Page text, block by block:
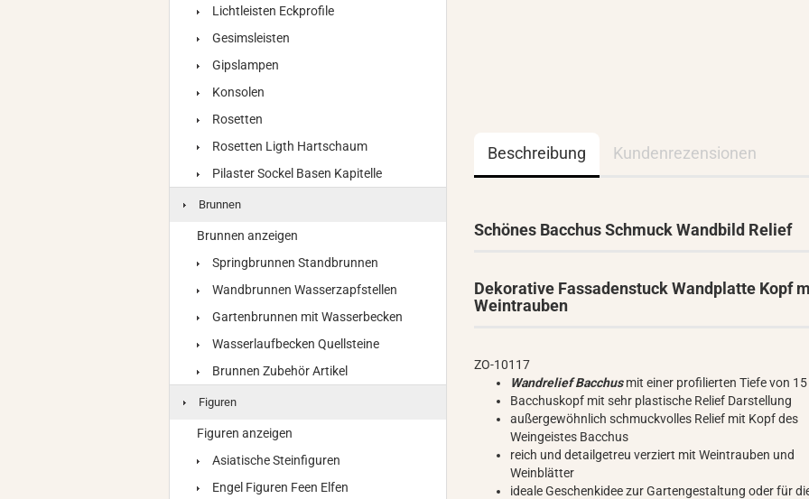
Beschreibung Kundenrezensionen
Schönes Bacchus Schmuck Wandbild Relief
Dekorative Fassadenstuck Wandplatte Kopf
Weintrauben
ZO-10117
Wandrelief Bacchusmit einer profilierten Tiefe von
Bacchuskopf mit sehr plastische Relief Darstellung
außergewöhnlich schmuckvolles Relief mit Kopf des
Weingeistes Bacchus
reich und detailgetreu verziert mit Weintrauben und
Weinblätter
ideale Geschenkidee zur Gartengestaltung oder für
Lichtleisten Eckprofile
Gesimsleisten
Gipslampen
Konsolen
Rosetten
Rosetten Ligth Hartschaum
Pilaster Sockel Basen Kapitelle
Brunnen
Brunnen anzeigen
Springbrunnen Standbrunnen
Wandbrunnen Wasserzapfstellen
Gartenbrunnen mit Wasserbecken
Wasserlaufbecken Quellsteine
Brunnen Zubehör Artikel
Figuren
Figuren anzeigen
Asiatische Steinfiguren
Engel Figuren Feen Elfen